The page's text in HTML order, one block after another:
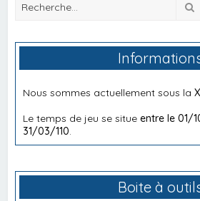
Nous sommes actuellement sous la
Le temps de jeu se situeentre le 01/
31/03/110
Boite à